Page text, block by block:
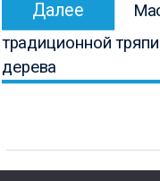
Далее
традиционной
дерева